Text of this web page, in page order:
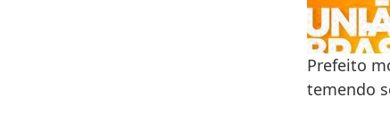
Prefeito
temendo